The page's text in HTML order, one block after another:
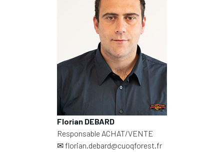
Florian DEBARD
Responsable ACHAT/VENTE
✉florian.debard@cuoqforest.fr